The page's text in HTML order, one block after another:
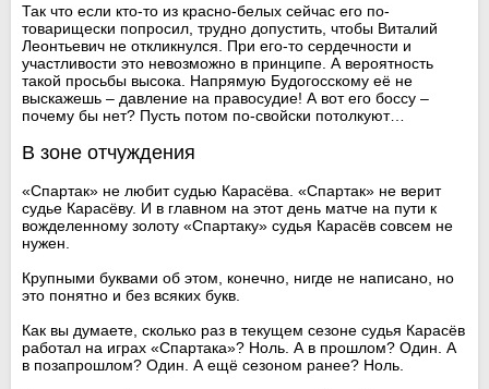
Так что если кто-то из красно-белых сейчас его по-
товарищески попросил, трудно допустить, чтобы Виталий
Леонтьевич не откликнулся. При его-то сердечности и
участливости это невозможно в принципе. А вероятность
такой просьбы высока. Напрямую Будогосскому её не
выскажешь – давление на правосудие! А вот его боссу –
почему бы нет? Пусть потом по-свойски потолкуют…
В зоне отчуждения
«Спартак» не любит судью Карасёва. «Спартак» не верит
судье Карасёву. И в главном на этот день матче на пути к
вожделенному золоту «Спартаку» судья Карасёв совсем не
нужен.
Крупными буквами об этом, конечно, нигде не написано, но
это понятно и без всяких букв.
Как вы думаете, сколько раз в текущем сезоне судья Карасёв
работал на играх «Спартака»? Ноль. А в прошлом? Один. А
в позапрошлом? Один. А ещё сезоном ранее? Ноль.